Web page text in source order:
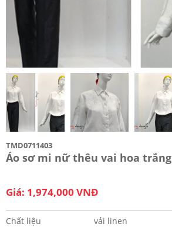
TMD0711403
Áo sơ mi nữ thêu vai hoa trắng
Giá: 1,974,000 VNĐ
Chất liệu
vải linen